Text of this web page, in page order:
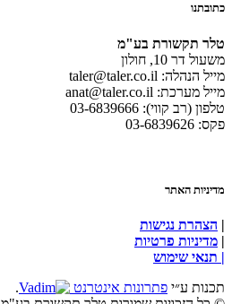
כתובתנו
טלר תקשורת בע"מ
משעול דר 10, חולון
מייל הנהלה: taler@taler.co.il
מייל מערכת: anat@taler.co.il
טלפון (רב קווי): 03-6839666
פקס: 03-6839626
מדיניות האתר
| הצהרת נגישות
| מדיניות פרטיות
| תנאי שימוש
תכנות ע״י פתרונות אינטרנט
.